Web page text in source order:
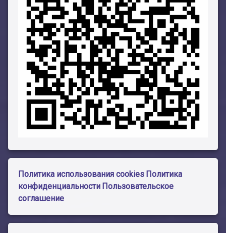
Политика использования cookies Политика
конфиденциальности Пользовательское
соглашение